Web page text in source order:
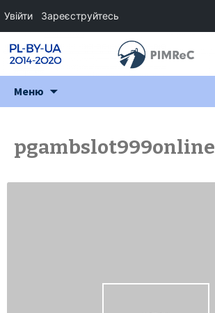
Меню
pgambslot999online
Увійти Зареєструйтесь